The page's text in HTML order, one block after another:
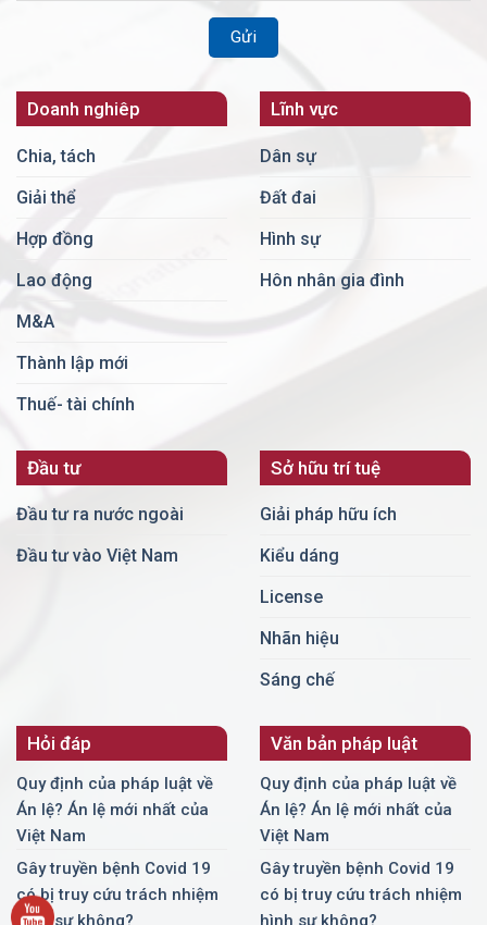
Doanh nghiêp
Chia, tách
Giải thể
Hợp đồng
Lao động
M&A
Thành lập mới
Thuế- tài chính
Lĩnh vực
Dân sự
Đất đai
Hình sự
Hôn nhân gia đình
Đầu tư
Đầu tư ra nước ngoài
Đầu tư vào Việt Nam
Sở hữu trí tuệ
Giải pháp hữu ích
Kiểu dáng
License
Nhãn hiệu
Sáng chế
Hỏi đáp
Quy định của pháp luật về
Án lệ? Án lệ mới nhất của
Việt Nam
Gây truyền bệnh Covid 19
có bị truy cứu trách nhiệm
hình sự không?
Văn bản pháp luật
Quy định của pháp luật về
Án lệ? Án lệ mới nhất của
Việt Nam
Gây truyền bệnh Covid 19
có bị truy cứu trách nhiệm
hình sự không?